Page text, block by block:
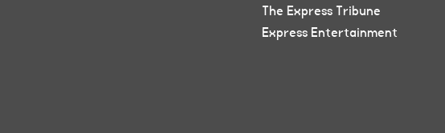
The Express Tribune
Express Entertainment